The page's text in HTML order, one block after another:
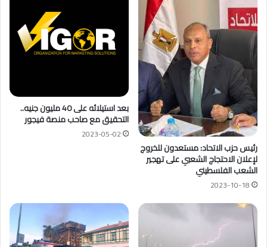
رئيس حزب الاتحاد: مستعدون للخروج
لإعلان الاحتجاج الشعبي على تهجير
الشعب الفلسطيني
2023-10-18
بعد استيلائه على 40 مليون جنيه..
التحقيق مع صاحب منصة فيجور
2023-05-02